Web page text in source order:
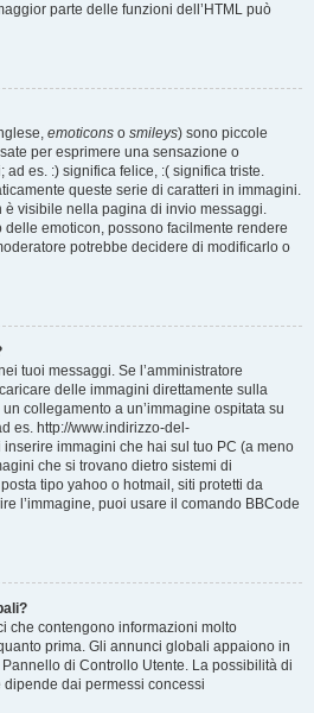
parte delle funzioni dell’HTML può
emoticons o smileys) sono piccole
per esprimere una sensazione o
ad es. :) significa felice, :( significa triste.
queste serie di caratteri in immagini.
è visibile nella pagina di invio messaggi.
delle emoticon, possono facilmente rendere
potrebbe decidere di modificarlo o
tuoi messaggi. Se l’amministratore
delle immagini direttamente sulla
collegamento a un’immagine ospitata su
es. http://www.indirizzo-del-
immagini che hai sul tuo PC (a meno
che si trovano dietro sistemi di
tipo yahoo o hotmail, siti protetti da
l’immagine, puoi usare il comando BBCode
che contengono informazioni molto
prima. Gli annunci globali appaiono in
di Controllo Utente. La possibilità di
dai permessi concessi